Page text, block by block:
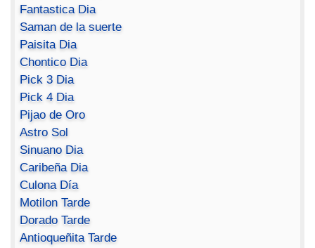
Fantastica Dia
Saman de la suerte
Paisita Dia
Chontico Dia
Pick 3 Dia
Pick 4 Dia
Pijao de Oro
Astro Sol
Sinuano Dia
Caribeña Dia
Culona Día
Motilon Tarde
Dorado Tarde
Antioqueñita Tarde